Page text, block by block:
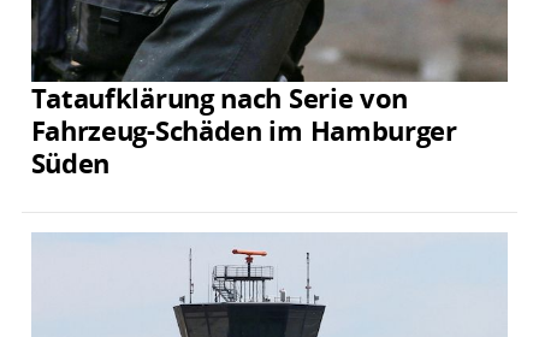
Tataufklärung nach Serie von
Fahrzeug-Schäden im Hamburger
Süden